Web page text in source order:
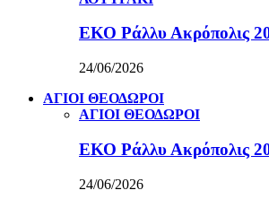
ΕΚΟ Ράλλυ Ακρόπολις
24/06/2026
ΑΓΙΟΙ ΘΕΟΔΩΡΟΙ
ΑΓΙΟΙ ΘΕΟΔΩΡΟΙ
ΕΚΟ Ράλλυ Ακρόπολις
24/06/2026